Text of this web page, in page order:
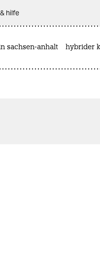
hilfe
sachsen-anhalt hybrider